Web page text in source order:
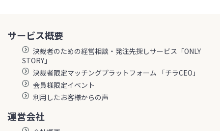
サービス概要
決裁者のための経営相談・発注先探しサービス「ONLY
STORY」
決裁者限定マッチングプラットフォーム 「チラCEO」
会員様限定イベント
利用したお客様からの声
運営会社